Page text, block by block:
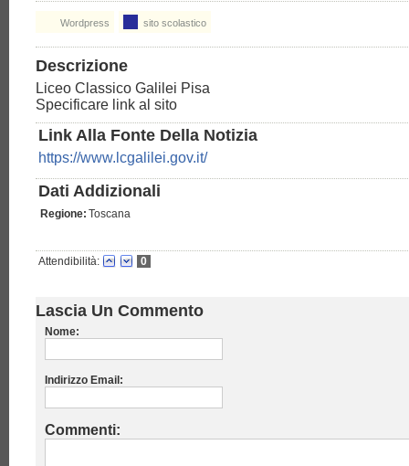
Wordpress sito scolastico
Descrizione
Liceo Classico Galilei Pisa
Specificare link al sito
Link Alla Fonte Della Notizia
https://www.lcgalilei.gov.it/
Dati Addizionali
Regione: Toscana
Attendibilità: 0
Lascia Un Commento
Nome:
Indirizzo Email:
Commenti: